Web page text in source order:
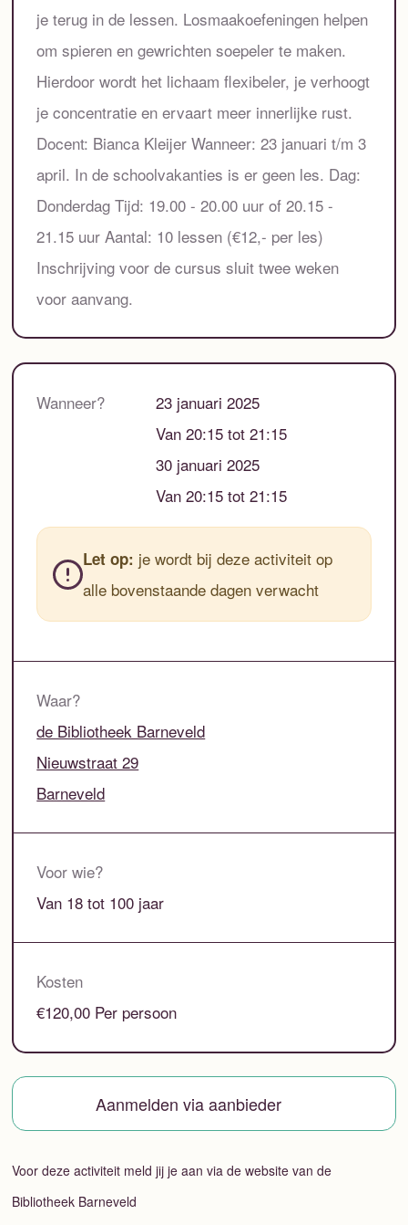
je terug in de lessen. Losmaakoefeningen helpen
om spieren en gewrichten soepeler te maken.
Hierdoor wordt het lichaam flexibeler, je verhoogt
je concentratie en ervaart meer innerlijke rust.
Docent: Bianca Kleijer Wanneer: 23 januari t/m 3
april. In de schoolvakanties is er geen les. Dag:
Donderdag Tijd: 19.00 - 20.00 uur of 20.15 -
21.15 uur Aantal: 10 lessen (€12,- per les)
Inschrijving voor de cursus sluit twee weken
voor aanvang.
Wanneer?
23 januari 2025
Van 20:15 tot 21:15
30 januari 2025
Van 20:15 tot 21:15
Let op: je wordt bij deze activiteit op
alle bovenstaande dagen verwacht
Waar?
de Bibliotheek Barneveld
Nieuwstraat 29
Barneveld
Voor wie?
Van 18 tot 100 jaar
Kosten
€120,00 Per persoon
Aanmelden via aanbieder
Voor deze activiteit meld jij je aan via de website van de
Bibliotheek Barneveld